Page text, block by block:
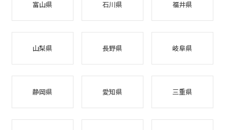
富山県 石川県 福井県
山梨県 長野県 岐阜県
静岡県 愛知県 三重県